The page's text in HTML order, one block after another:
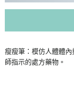
瘦瘦筆：模仿人體體
師指示的處方藥物。